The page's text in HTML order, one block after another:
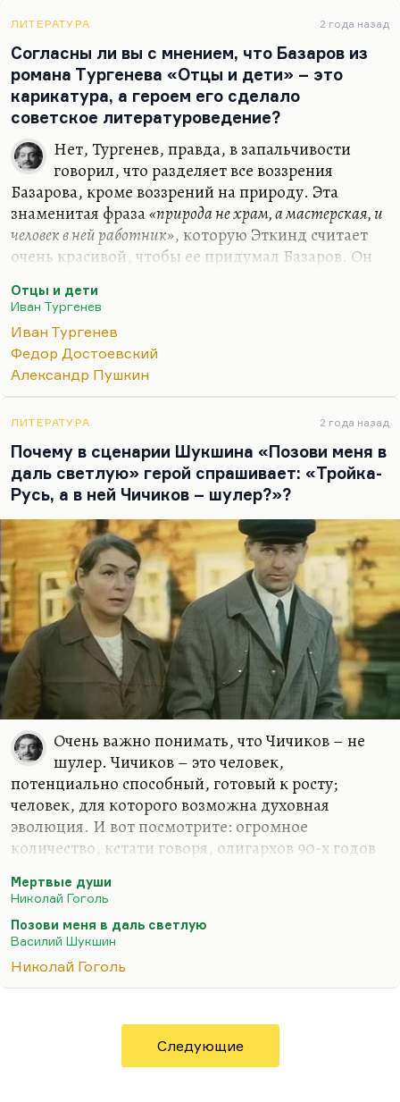
что пишут современные студенты, я бы никогда
парадоксы их восприятия меня поражаю. Есть у
меня очень умная девочка в гоголевском
семинаре («Как Гоголь выдумал Украину»), и она
говорит…
ЛИТЕРАТУРА 2 года назад
Согласны ли вы с мнением, что Базаров из
романа Тургенева «Отцы и дети» – это
карикатура, а героем его сделало
советское литературоведение?
Нет, Тургенев, правда, в запальчивости
говорил, что разделяет все воззрения
Базарова, кроме воззрений на природу. Эта
знаменитая фраза«природа не храм, а мастерская, и
человек в ней работник», которую Эткинд считает
очень красивой, чтобы ее придумал Базаров. Он
просветителей. Надо посмотреть, пошерстить.
Тургенев уже не признается. Но, конечно,
Базаров – не пародия и не карикатура. Базаров –
сильный, умный, талантливый человек, который
находится в плену еще одного русского
которой каждое следующее поколение
оказывается в перпендикуляре к предыдущему,…
Отцы и дети
Иван Тургенев
Иван Тургенев
Федор Достоевский
Александр Пушкин
ЛИТЕРАТУРА 2 года назад
Почему в сценарии Шукшина «Позови меня в
даль светлую» герой спрашивает: «Тройка-
Русь, а в ней Чичиков – шулер?»?
Очень важно понимать, что Чичиков – не
шулер. Чичиков – это человек,
потенциально способный, готовый к росту;
человек, для которого возможна духовная
эволюция. И вот посмотрите: огромное
количество, кстати говоря, олигархов 90-х годов
всегда были жулики, это были люди, которые с
духовными запросами.
Ходорковский стал воспитывать «Открытую
Россию», новую систему лицеев создал. Фридман
пытался математизировать, формализировать
новую нравственность. Когда у человека
появляется достаточно денег, он начинает, как
Мертвые души
Николай Гоголь
Позови меня в даль светлую
Василий Шукшин
Николай Гоголь
Следующие